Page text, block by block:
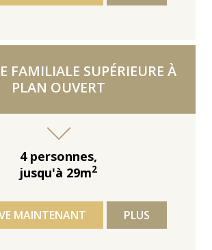
FAMILIALE SUPÉRIEURE À
PLAN OUVERT
4 personnes,
jusqu'à 29m2
MAINTENANT PLUS